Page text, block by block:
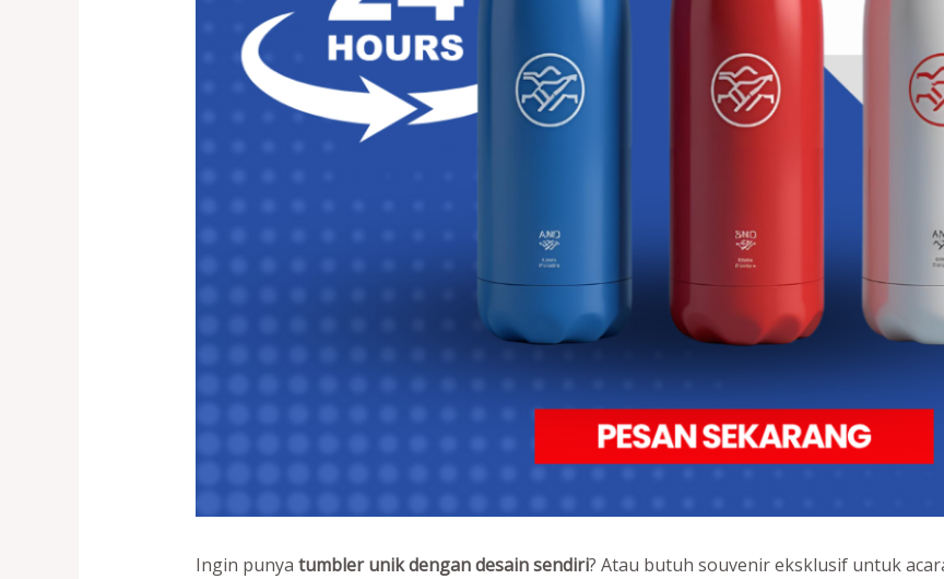
Ingin punya tumbler unik dengan desain sendiri? Atau butuh souvenir eksklusif untuk